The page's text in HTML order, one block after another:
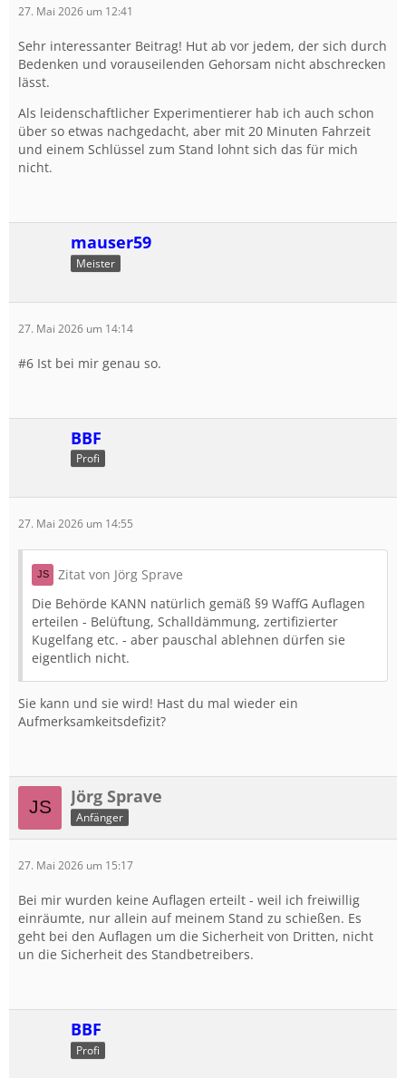
27. Mai 2026 um 12:41
Sehr interessanter Beitrag! Hut ab vor jedem, der sich durch
Bedenken und vorauseilenden Gehorsam nicht abschrecken
lässt.
Als leidenschaftlicher Experimentierer hab ich auch schon
über so etwas nachgedacht, aber mit 20 Minuten Fahrzeit
und einem Schlüssel zum Stand lohnt sich das für mich
nicht.
mauser59
Meister
27. Mai 2026 um 14:14
#6 Ist bei mir genau so.
BBF
Profi
27. Mai 2026 um 14:55
Zitat von Jörg Sprave
Die Behörde KANN natürlich gemäß §9 WaffG Auflagen
erteilen - Belüftung, Schalldämmung, zertifizierter
Kugelfang etc. - aber pauschal ablehnen dürfen sie
eigentlich nicht.
Sie kann und sie wird! Hast du mal wieder ein
Aufmerksamkeitsdefizit?
Jörg Sprave
Anfänger
27. Mai 2026 um 15:17
Bei mir wurden keine Auflagen erteilt - weil ich freiwillig
einräumte, nur allein auf meinem Stand zu schießen. Es
geht bei den Auflagen um die Sicherheit von Dritten, nicht
un die Sicherheit des Standbetreibers.
BBF
Profi